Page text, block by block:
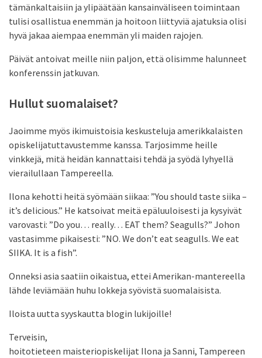
tämänkaltaisiin ja ylipäätään kansainväliseen toimintaan
tulisi osallistua enemmän ja hoitoon liittyviä ajatuksia olisi
hyvä jakaa aiempaa enemmän yli maiden rajojen.
Päivät antoivat meille niin paljon, että olisimme halunneet
konferenssin jatkuvan.
Hullut suomalaiset?
Jaoimme myös ikimuistoisia keskusteluja amerikkalaisten
opiskelijatuttavustemme kanssa. Tarjosimme heille
vinkkejä, mitä heidän kannattaisi tehdä ja syödä lyhyellä
vierailullaan Tampereella.
Ilona kehotti heitä syömään siikaa: ”You should taste siika –
it’s delicious.” He katsoivat meitä epäluuloisesti ja kysyivät
varovasti: ”Do you… really… EAT them? Seagulls?” Johon
vastasimme pikaisesti: ”NO. We don’t eat seagulls. We eat
SIIKA. It is a fish”.
Onneksi asia saatiin oikaistua, ettei Amerikan-mantereella
lähde leviämään huhu lokkeja syövistä suomalaisista.
Iloista uutta syyskautta blogin lukijoille!
Terveisin,
hoitotieteen maisteriopiskelijat Ilona ja Sanni, Tampereen